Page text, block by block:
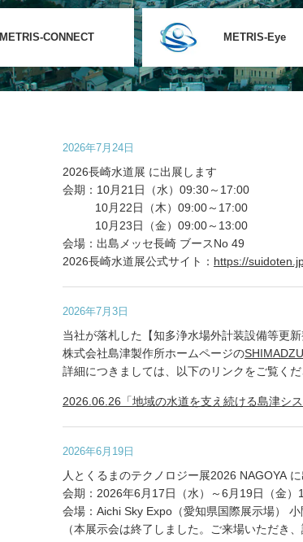
METRIS-CONNECT METRIS-Eye
2026年7月24日
2026長崎水道展 に出展します
会期：10月21日（水）09:30～17:00
10月22日（木）09:00～17:00
10月23日（金）09:00～13:00
会場：出島メッセ長崎 ブースNo 49
2026長崎水道展公式サイト： https://
2026年7月3日
当社が落札した【知多浄水場外計装設備等更
株式会社島津製作所ホームページの
詳細につきましては、以下のリンクをご覧くだ
2026.06.26「地域の水道を支え続ける島津シ
2026年6月19日
人とくるまのテクノロジー展2026 NAGOYA
会期：2026年6月17日（水）～6月19日（金）
会場：Aichi Sky Expo（愛知県国際展示場）
（本展示会は終了しました。ご来場いただき